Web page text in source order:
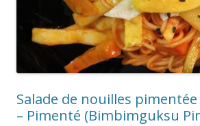
Salade de nouilles
– Pimenté (Bimbimguksu